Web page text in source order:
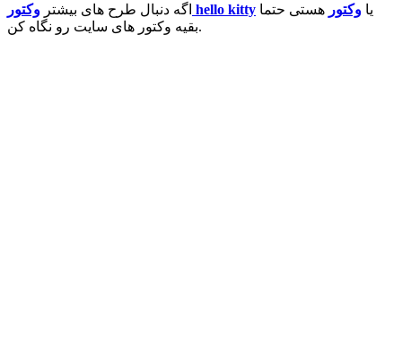
اگه دنبال طرح های بیشتر وکتور hello kitty یا وکتور هستی حتما
بقیه وکتور های سایت رو نگاه کن.